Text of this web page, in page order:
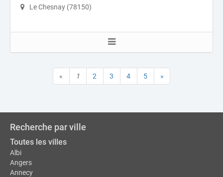
Le Chesnay (78150)
« 1 2 3 4 5 »
Recherche par ville
Toutes les villes
Albi
Angers
Annecy